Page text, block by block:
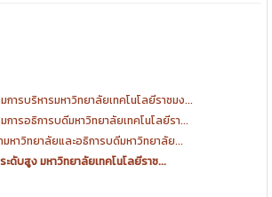
ารบริหารมหาวิทยาลัยเทคโนโลยีราชมง...
การอธิการบดีมหาวิทยาลัยเทคโนโลยีรา...
มหาวิทยาลัยและอธิการบดีมหาวิทยาลัย...
ะดับสูง มหาวิทยาลัยเทคโนโลยีราช...